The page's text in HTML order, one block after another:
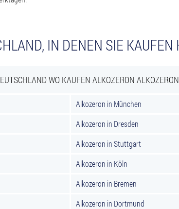
IN DENEN SIE KAUFEN
WO KAUFEN ALKOZERON ALKOZERON
Alkozeron in München
Alkozeron in Dresden
Alkozeron in Stuttgart
Alkozeron in Köln
Alkozeron in Bremen
Alkozeron in Dortmund